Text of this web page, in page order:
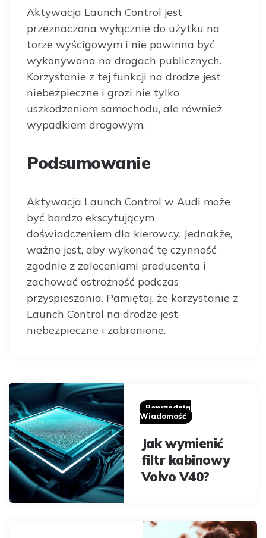
Aktywacja Launch Control jest
przeznaczona wyłącznie do użytku na
torze wyścigowym i nie powinna być
wykonywana na drogach publicznych.
Korzystanie z tej funkcji na drodze jest
niebezpieczne i grozi nie tylko
uszkodzeniem samochodu, ale również
wypadkiem drogowym.
Podsumowanie
Aktywacja Launch Control w Audi może
być bardzo ekscytującym
doświadczeniem dla kierowcy. Jednakże,
ważne jest, aby wykonać tę czynność
zgodnie z zaleceniami producenta i
zachować ostrożność podczas
przyspieszania. Pamiętaj, że korzystanie z
Launch Control na drodze jest
niebezpieczne i zabronione.
Post
navigation
Poprzednia
Wiadomość
Jak wymienić
filtr kabinowy
Volvo V40?